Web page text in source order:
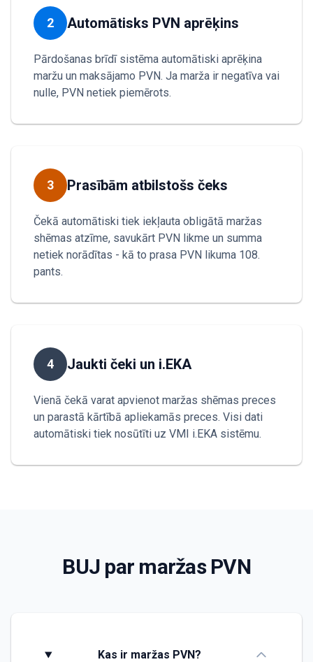
2 Automātisks PVN aprēķins
Pārdošanas brīdī sistēma automātiski aprēķina
maržu un maksājamo PVN. Ja marža ir negatīva vai
nulle, PVN netiek piemērots.
3 Prasībām atbilstošs čeks
Čekā automātiski tiek iekļauta obligātā maržas
shēmas atzīme, savukārt PVN likme un summa
netiek norādītas - kā to prasa PVN likuma 108.
pants.
4 Jaukti čeki un i.EKA
Vienā čekā varat apvienot maržas shēmas preces
un parastā kārtībā apliekamās preces. Visi dati
automātiski tiek nosūtīti uz VMI i.EKA sistēmu.
BUJ par maržas PVN
Kas ir maržas PVN?